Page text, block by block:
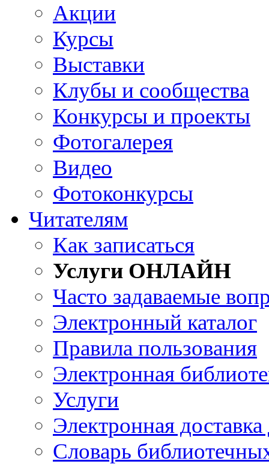
Акции
Курсы
Выставки
Клубы и сообщества
Конкурсы и проекты
Фотогалерея
Видео
Фотоконкурсы
Читателям
Как записаться
Услуги ОНЛАЙН
Часто задаваемые
Электронный каталог
Правила пользования
Электронная
Услуги
Электронная
Словарь